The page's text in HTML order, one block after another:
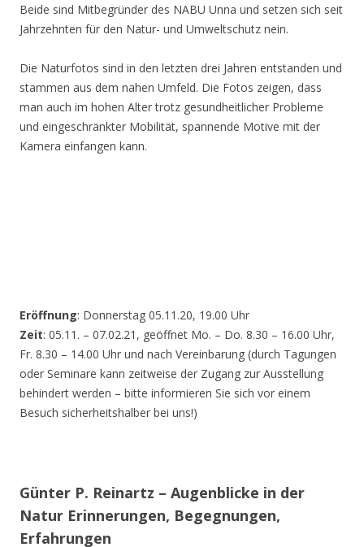
Beide sind Mitbegründer des NABU Unna und setzen sich seit
Jahrzehnten für den Natur- und Umweltschutz nein.
Die Naturfotos sind in den letzten drei Jahren entstanden und
stammen aus dem nahen Umfeld. Die Fotos zeigen, dass
man auch im hohen Alter trotz gesundheitlicher Probleme
und eingeschränkter Mobilität, spannende Motive mit der
Kamera einfangen kann.
Eröffnung: Donnerstag 05.11.20, 19.00 Uhr
Zeit: 05.11. – 07.02.21, geöffnet Mo. – Do. 8.30 – 16.00 Uhr,
Fr. 8.30 – 14.00 Uhr und nach Vereinbarung (durch Tagungen
oder Seminare kann zeitweise der Zugang zur Ausstellung
behindert werden – bitte informieren Sie sich vor einem
Besuch sicherheitshalber bei uns!)
Günter P. Reinartz – Augenblicke in der
Natur Erinnerungen, Begegnungen,
Erfahrungen